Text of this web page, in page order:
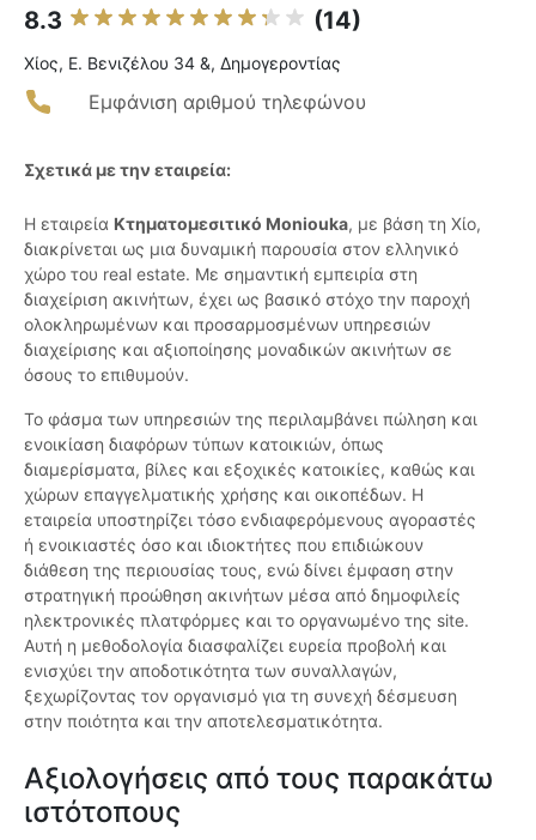
8.3 (14)
Χίος, Ε. Βενιζέλου 34 &, Δημογεροντίας
Εμφάνιση αριθμού τηλεφώνου
Σχετικά με την εταιρεία:
Η εταιρεία Κτηματομεσιτικό Moniouka, με βάση τη Χίο,
διακρίνεται ως μια δυναμική παρουσία στον ελληνικό
χώρο του real estate. Με σημαντική εμπειρία στη
διαχείριση ακινήτων, έχει ως βασικό στόχο την παροχή
ολοκληρωμένων και προσαρμοσμένων υπηρεσιών
διαχείρισης και αξιοποίησης μοναδικών ακινήτων σε
όσους το επιθυμούν.
Το φάσμα των υπηρεσιών της περιλαμβάνει πώληση και
ενοικίαση διαφόρων τύπων κατοικιών, όπως
διαμερίσματα, βίλες και εξοχικές κατοικίες, καθώς και
χώρων επαγγελματικής χρήσης και οικοπέδων. Η
εταιρεία υποστηρίζει τόσο ενδιαφερόμενους αγοραστές
ή ενοικιαστές όσο και ιδιοκτήτες που επιδιώκουν
διάθεση της περιουσίας τους, ενώ δίνει έμφαση στην
στρατηγική προώθηση ακινήτων μέσα από δημοφιλείς
ηλεκτρονικές πλατφόρμες και το οργανωμένο της site.
Αυτή η μεθοδολογία διασφαλίζει ευρεία προβολή και
ενισχύει την αποδοτικότητα των συναλλαγών,
ξεχωρίζοντας τον οργανισμό για τη συνεχή δέσμευση
στην ποιότητα και την αποτελεσματικότητα.
Αξιολογήσεις από τους παρακάτω
ιστότοπους